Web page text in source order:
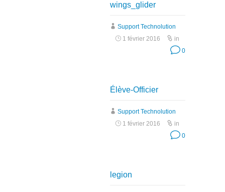
wings_glider
Support Technolution
1 février 2016
in
0
Élève-Officier
Support Technolution
1 février 2016
in
0
legion